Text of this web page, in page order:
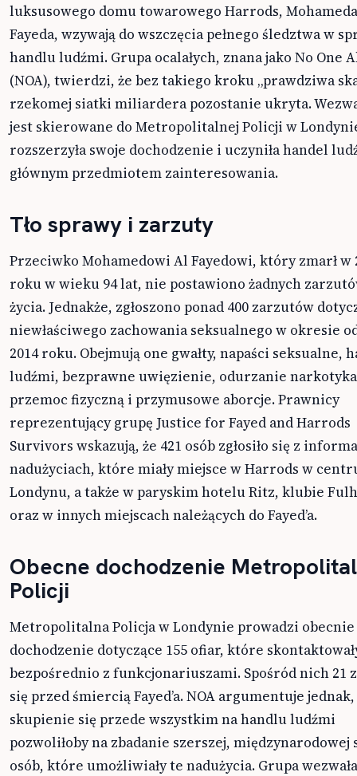
luksusowego domu towarowego Harrods,
Fayeda, wzywają do wszczęcia pełnego śledztwa w
handlu ludźmi. Grupa ocalałych, znana jako No One
(NOA), twierdzi, że bez takiego kroku „prawdziwa
rzekomej siatki miliardera pozostanie ukryta.
jest skierowane do Metropolitalnej Policji w
rozszerzyła swoje dochodzenie i uczyniła handel
głównym przedmiotem zainteresowania.
Tło sprawy i zarzuty
Przeciwko Mohamedowi Al Fayedowi, który zmarł w
roku w wieku 94 lat, nie postawiono żadnych
życia. Jednakże, zgłoszono ponad 400 zarzutów
niewłaściwego zachowania seksualnego w okresie
2014 roku. Obejmują one gwałty, napaści seksualne,
ludźmi, bezprawne uwięzienie, odurzanie
przemoc fizyczną i przymusowe aborcje. Prawnicy
reprezentujący grupę Justice for Fayed and Harrods
Survivors wskazują, że 421 osób zgłosiło się z
nadużyciach, które miały miejsce w Harrods w
Londynu, a także w paryskim hotelu Ritz, klubie
oraz w innych miejscach należących do Fayed’a.
Obecne dochodzenie
Policji
Metropolitalna Policja w Londynie prowadzi obecnie
dochodzenie dotyczące 155 ofiar, które
bezpośrednio z funkcjonariuszami. Spośród nich 21
się przed śmiercią Fayed’a. NOA argumentuje jednak,
skupienie się przede wszystkim na handlu ludźmi
pozwoliłoby na zbadanie szerszej, międzynarodowej
osób, które umożliwiały te nadużycia. Grupa